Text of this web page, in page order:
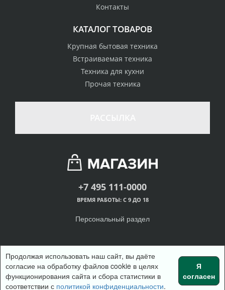
Контакты
КАТАЛОГ ТОВАРОВ
Крупная бытовая техника
Встраиваемая техника
Техника для кухни
Прочая техника
+7 495 111-0000
ВРЕМЯ РАБОТЫ: С 9 ДО 18
Персональный раздел
© Интернет-магазин одежды, 2018
Наверх
Войти Регистрация
Продолжая использовать наш сайт, вы даёте
согласие на обработку файлов cookie в целях
функционирования сайта и сбора статистики в
соответствии с политикой конфиденциальности.
Я
согласен